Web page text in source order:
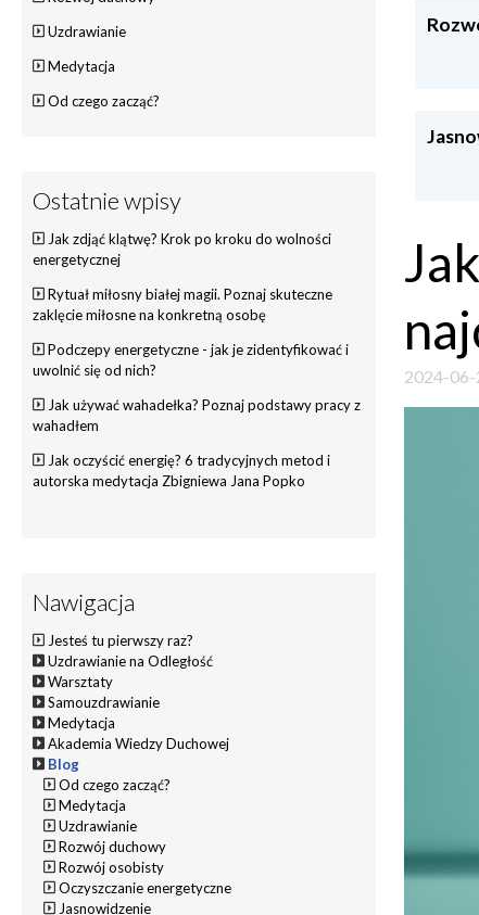
2024-
Uzdrawianie
Medytacja
Od czego zacząć?
Ostatnie wpisy
Jak zdjąć klątwę? Krok po kroku do wolności
energetycznej
Rytuał miłosny białej magii. Poznaj skuteczne
zaklęcie miłosne na konkretną osobę
Podczepy energetyczne - jak je zidentyfikować i
uwolnić się od nich?
Jak używać wahadełka? Poznaj podstawy pracy z
wahadłem
Jak oczyścić energię? 6 tradycyjnych metod i
autorska medytacja Zbigniewa Jana Popko
Nawigacja
Jesteś tu pierwszy raz?
Uzdrawianie na Odległość
Warsztaty
Samouzdrawianie
Medytacja
Akademia Wiedzy Duchowej
Blog
Od czego zacząć?
Medytacja
Uzdrawianie
Rozwój duchowy
Rozwój osobisty
Oczyszczanie energetyczne
Jasnowidzenie